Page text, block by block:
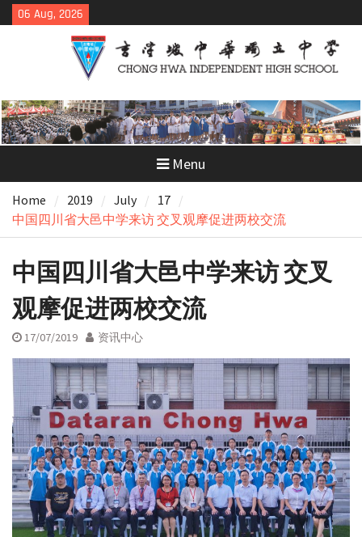
Skip
to
06 Aug, 2026
Menu
Home 2019 July
17
中国四川省大邑中学来访 交叉观摩促进两校交流
中国四川省大邑中学来访 交叉
观摩促进两校交流
17/07/2019 资讯中心